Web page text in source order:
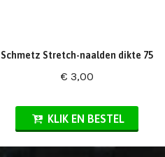
Schmetz Stretch-naalden dikte 75
€ 3,00
KLIK EN BESTEL